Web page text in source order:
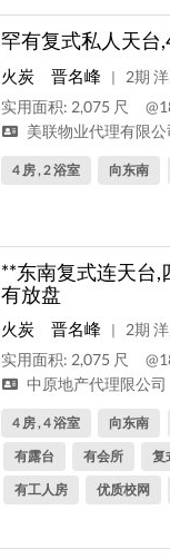
罕有复式私人天台
火炭 晋名峰 |
2期
实用面积: 2,075 尺
美联物业代理有限公
4 房 , 2 浴室 向东南
**东南复式连天台,
有放盘
火炭 晋名峰 |
2期
实用面积: 2,075 尺
中原地产代理限公司
4 房 , 4 浴室 向东南
有露台
有会所 复
有工人房
优质校网